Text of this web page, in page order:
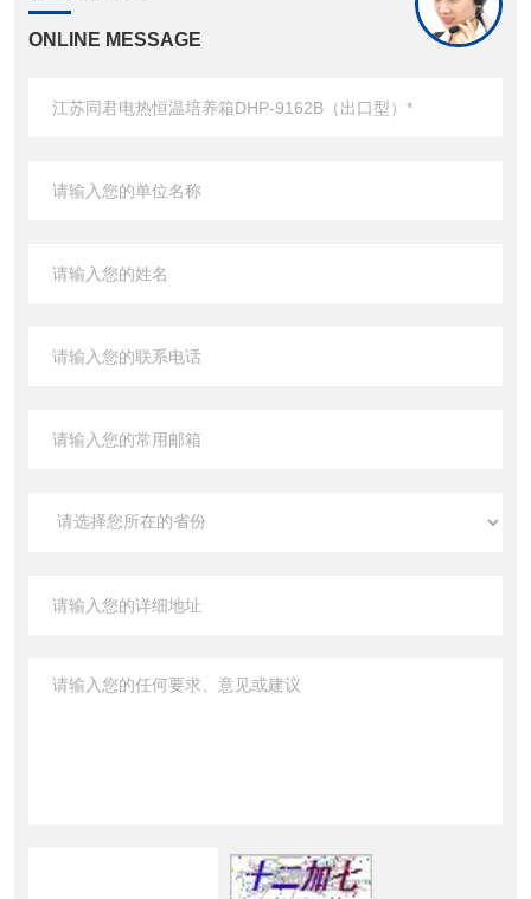
ONLINE MESSAGE